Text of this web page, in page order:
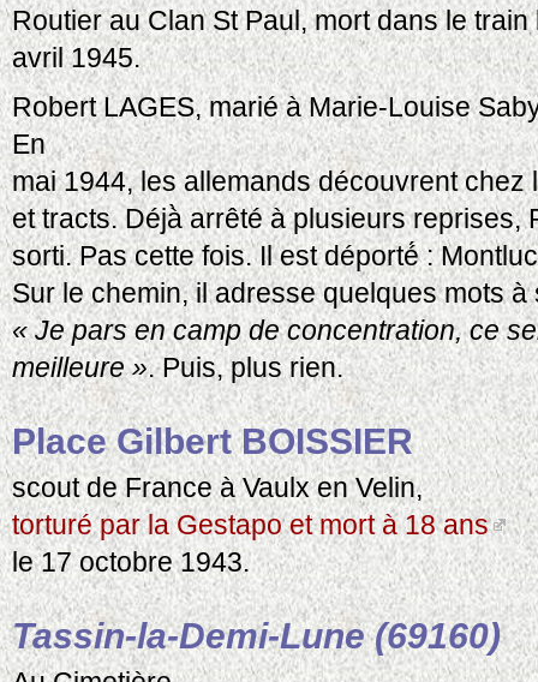
Routier au Clan St Paul, mort dans le
avril 1945.
Robert LAGES, marié à Marie-Louise
En
mai 1944, les allemands découvrent
et tracts. Déjà̀ arrêté à plusieurs reprises,
sorti. Pas cette fois. Il est déporté́ :
Sur le chemin, il adresse quelques mots à
« Je pars en camp de concentration, ce
meilleure ». Puis, plus rien.
Place Gilbert BOISSIER
scout de France à Vaulx en Velin,
torturé par la Gestapo et mort à 18 ans
le 17 octobre 1943.
Tassin-la-Demi-Lune (69160)